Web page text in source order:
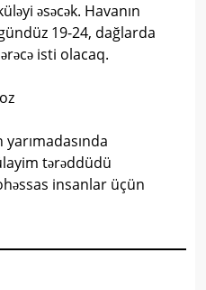
əsəcək. Havanın
19-24, dağlarda
isti olacaq.
tərəddüdü
insanlar üçün